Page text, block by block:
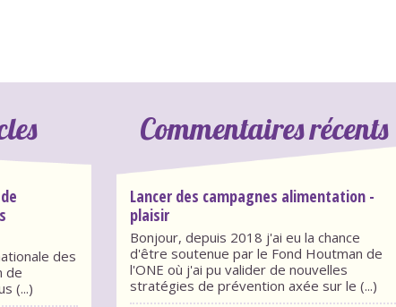
des
de
(...)
Commentaires récents
Lancer des campagnes alimentation -
plaisir
Bonjour, depuis 2018 j'ai eu la chance
d'être soutenue par le Fond Houtman de
l'ONE où j'ai pu valider de nouvelles
stratégies de prévention axée sur le (...)